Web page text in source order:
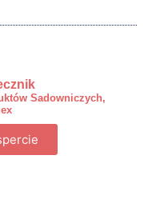
Sadowniczych,